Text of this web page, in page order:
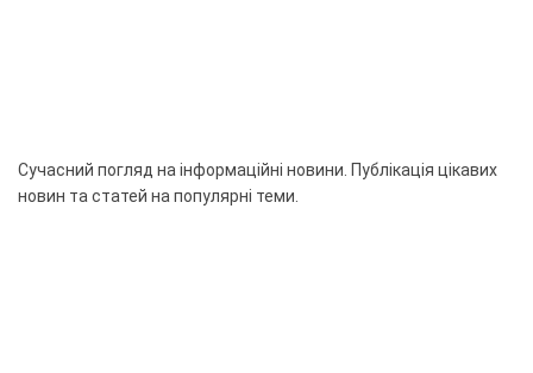
Сучасний погляд на інформаційні новини. Публікація цікавих
новин та статей на популярні теми.